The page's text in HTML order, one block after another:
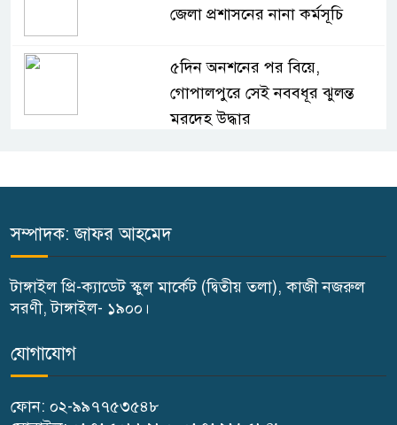
জেলা প্রশাসনের নানা কর্মসূচি
৫দিন অনশনের পর বিয়ে,
গোপালপুরে সেই নববধূর ঝুলন্ত
মরদেহ উদ্ধার
ফ্রি ব্লাড গ্রুপিং ক্যাম্পেইন
গোপালপুরে কৃষক দলের বিজয়
সম্পাদক: জাফর আহমেদ
টাঙ্গাইল প্রি-ক্যাডেট স্কুল মার্কেট (দ্বিতীয় তলা), কাজী নজরুল
সরণী, টাঙ্গাইল- ১৯০০।
যোগাযোগ
ফোন: ০২-৯৯৭৭৫৩৫৪৮